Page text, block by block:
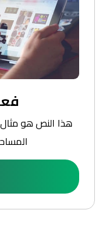
هذا النص هو